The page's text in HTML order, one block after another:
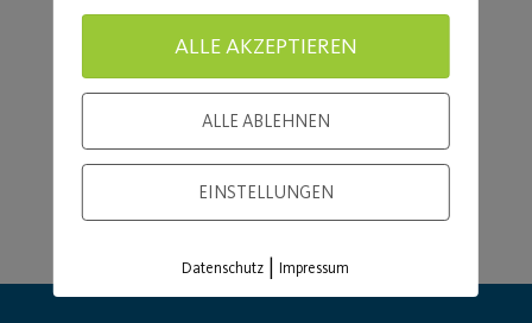
Load More
ALLE AKZEPTIEREN
ALLE ABLEHNEN
EINSTELLUNGEN
Datenschutz |Impressum